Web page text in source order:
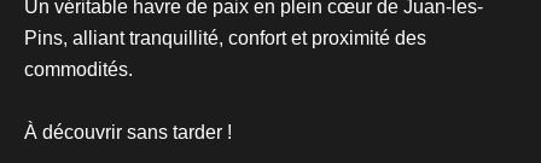
Un véritable havre de paix en plein cœur de Juan-les-
Pins, alliant tranquillité, confort et proximité des
commodités.
À découvrir sans tarder !